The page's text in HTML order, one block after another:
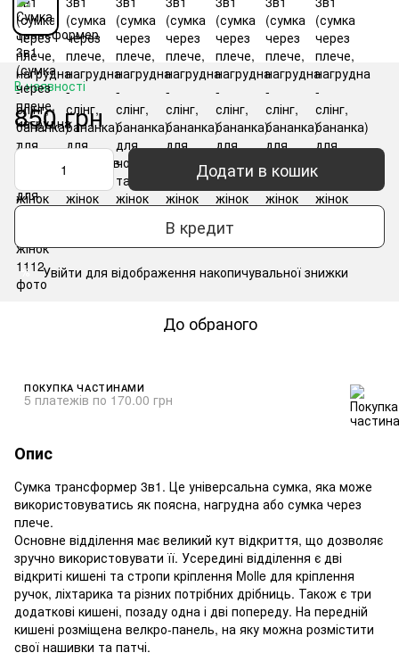
В наявності
850 грн
Додати в кошик
В кредит
% Увійти для відображення накопичувальної знижки
До обраного
ПОКУПКА ЧАСТИНАМИ
5 платежів по 170.00 грн
Опис
Сумка трансформер 3в1. Це універсальна сумка, яка може
використовуватись як поясна, нагрудна або сумка через
плече.
Основне відділення має великий кут відкриття, що дозволяє
зручно використовувати її. Усередині відділення є дві
відкриті кишені та стропи кріплення Molle для кріплення
ручок, ліхтарика та різних потрібних дрібниць. Також є три
додаткові кишені, позаду одна і дві попереду. На передній
кишені розміщена велкро-панель, на яку можна розмістити
свої нашивки та патчі.